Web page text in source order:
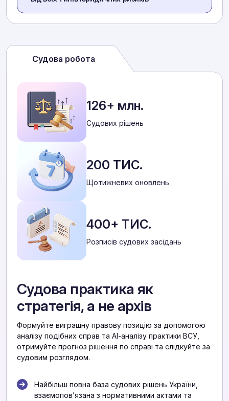
Судова робота
126+ млн.
Cудових рішень
200 ТИС.
Щотижневих оновлень
400+ ТИС.
Розписів судових засідань
Судова практика як
стратегія, а не архів
Формуйте виграшну правову позицію за допомогою
аналізу подібних справ та АІ-аналізу практики ВСУ,
отримуйте прогноз рішення по справі та слідкуйте за
судовим розглядом.
Найбільш повна база судових рішень України,
взаємоповʼязана з нормативними актами та